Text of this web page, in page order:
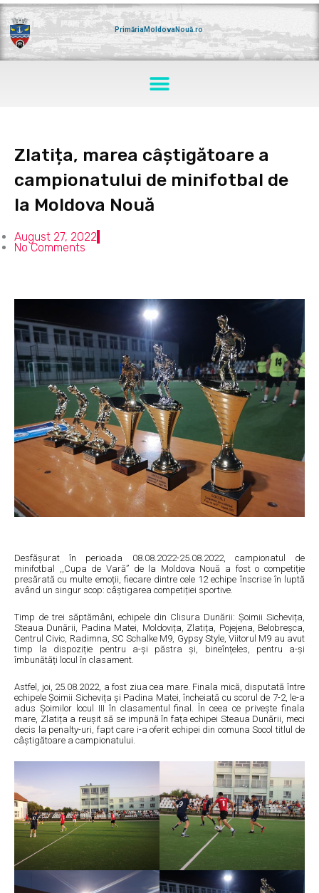
Skip
to
content
PrimăriaMoldovaNouă.ro
Menu
Zlatița, marea câștigătoare a
campionatului de minifotbal de
la Moldova Nouă
August 27, 2022
No Comments
Desfășurat în perioada 08.08.2022-25.08.2022, campionatul de
minifotbal ,,Cupa de Vară” de la Moldova Nouă a fost o competiție
presărată cu multe emoții, fiecare dintre cele 12 echipe înscrise în luptă
având un singur scop: câștigarea competiției sportive.
Timp de trei săptămâni, echipele din Clisura Dunării: Șoimii Sichevița,
Steaua Dunării, Padina Matei, Moldovița, Zlatița, Pojejena, Belobreșca,
Centrul Civic, Radimna, SC Schalke M9, Gypsy Style, Viitorul M9 au avut
timp la dispoziție pentru a-și păstra și, bineînțeles, pentru a-și
îmbunătăți locul în clasament.
Astfel, joi, 25.08.2022, a fost ziua cea mare. Finala mică, disputată între
echipele Șoimii Sichevița și Padina Matei, încheiată cu scorul de 7-2, le-a
adus Șoimilor locul III în clasamentul final. În ceea ce privește finala
mare, Zlatița a reușit să se impună în fața echipei Steaua Dunării, meci
decis la penalty-uri, fapt care i-a oferit echipei din comuna Socol titlul de
câștigătoare a campionatului.